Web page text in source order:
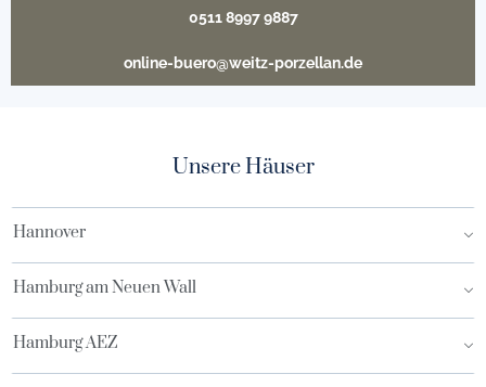
0511 8997 9887
online-buero@weitz-porzellan.de
Unsere Häuser
Hannover
Hamburg am Neuen Wall
Hamburg AEZ